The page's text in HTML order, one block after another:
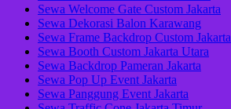
Sewa Welcome Gate Custom Jakarta
Sewa Dekorasi Balon Karawang
Sewa Frame Backdrop Custom Jakarta
Sewa Booth Custom Jakarta Utara
Sewa Backdrop Pameran Jakarta
Sewa Pop Up Event Jakarta
Sewa Panggung Event Jakarta